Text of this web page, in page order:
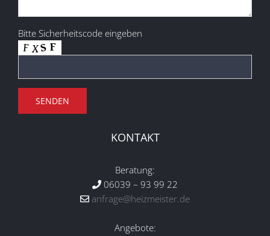
Bitte Sicherheitscode eingeben
KONTAKT
Beratung:
06039 – 93 99 22
anfrage@heizmeister.de
Angebote: